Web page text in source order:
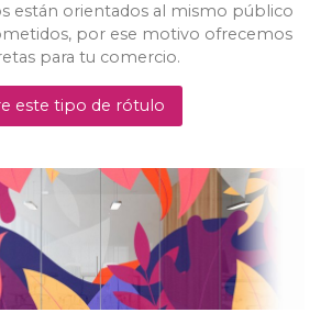
están orientados al mismo público
por ese motivo ofrecemos
para tu comercio.
este tipo de rótulo